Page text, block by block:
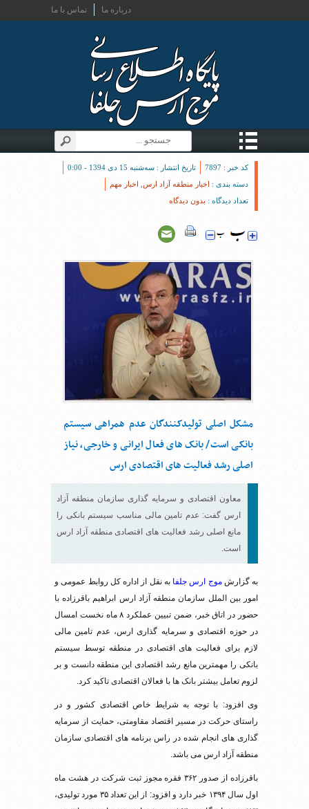
تماس با ما درباره ما
کد خبر : 7897
تاریخ انتشار : سه‌شنبه 15 دی 1394 - 0:00
دسته بندی : اخبار منطقه آزاد ارس
اخبار مهم
تعداد دیدگاه : بدون دیدگاه
مشکل اصلی تولیدکنندگان عدم همراهی سیستم
بانکی است/ بانک های فعال ایرانی و خارجی، نیاز
اصلی رشد فعالیت های اقتصادی ارس
معاون اقتصادی و سرمایه گذاری سازمان منطقه آزاد
ارس گفت: عدم تامین مالی مناسب سیستم بانکی را
مانع اصلی رشد فعالیت های اقتصادی منطقه آزاد ارس
است.
به گزارشموج ارس جلفا به نقل از اداره کل روابط عمومی و
امور بین الملل سازمان منطقه آزاد ارس ابراهیم باقرزاده با
حضور در اتاق خبر، ضمن تبیین عملکرد ۸ ماه نخست امسال
در حوزه اقتصادی و سرمایه گذاری ارس، عدم تامین مالی
لازم برای فعالیت های اقتصادی در منطقه توسط سیستم
بانکی را مهمترین مانع رشد اقتصادی این منطقه دانست و بر
لزوم تعامل بیشتر بانک ها با فعالان اقتصادی تاکید کرد.
وی افزود: با توجه به شرایط خاص اقتصادی کشور و در
راستای حرکت در مسیر اقتصاد مقاومتی، حمایت از سرمایه
گذاری های انجام شده در راس برنامه های اقتصادی سازمان
منطقه آزاد ارس می باشد.
باقرزاده از صدور ۳۶۲ فقره مجوز ثبت شرکت در هشت ماه
اول سال ۱۳۹۴ خبر دارد و افزود: از این تعداد ۳۵ مورد تولیدی،